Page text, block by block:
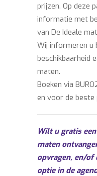
prijzen. Op deze
informatie met
van De Ideale
Wij informeren u
beschikbaarheid
maten.
Boeken via
en voor de beste
Wilt u gratis
maten
opvragen, en/of
optie in de